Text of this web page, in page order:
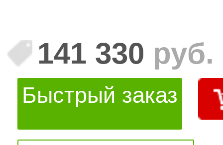
141 330 руб.
Быстрый заказ